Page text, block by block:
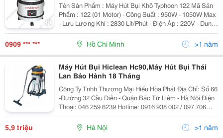
Tên Sản Phẩm : Máy Hút Bụi Khô Typhoon 122 Mã Sản
Phẩm : 122 (01 Motor) - Công Suất : 950W - 1050W Max
- Lưu Lượng Khí : 2830 Lít/Phút - Điện Áp : 220V - Dung
Tích Thùng Chứa : 22 Lít - Độ Ồn : 62 Db - Kích Thước :
39X39X51Cm - Cân Nặng : 7 Kg - X
0909 *** *** Hồ Chí Minh >1 năm
Máy Hút Bụi Hiclean Hc90,Máy Hút Bụi Thái
Lan Bảo Hành 18 Tháng
Công Ty Tnhh Thương Mại Hiếu Hòa Phát Địa Chỉ: Số 66
-Đường 32 Cầu Diễn - Quận Bắc Từ Liêm - Hà Nội Điện
Thoại: 046 259 6239 Hotline: 0916 938 002 / 097 706
6633 Web:dienmayhoaphat.com Email:
Dienmayhoaphat0109@Gmail.com Điện Máy Hòa Phát _
Luôn Cam
5,9 triệu Hà Nội >1 năm